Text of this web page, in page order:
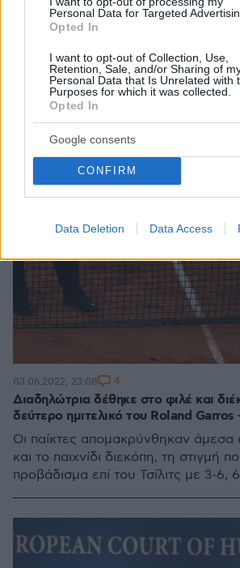
Personal Data for Targeted
Opted In
I want to opt-out of Collection, Use,
Retention, Sale, and/or Sharing of
Personal Data that Is Unrelated with
Purposes for which it was collected.
Opted In
Google consents
CONFIRM
Data Deletion Data Access
Διαδηλώτρια δέθηκε στο φιλέ και
δεύτερο ημιτελικό του Roland Garros
Οι παίκτες απομακρύνθηκαν άμεσα
και το παιχνίδι διεκόπη, τη στιγμή
προβάδισμα επί του Τσίλιτς με 3-6,
03.06.2022, 23:08 4